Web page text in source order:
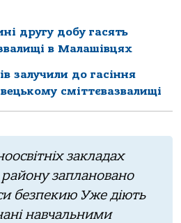
другу добу гасять
в Малашівцях
залучили до гасіння
сміттєвазвалищі
закладах
району заплановано
безпекию Уже діють
навчальними